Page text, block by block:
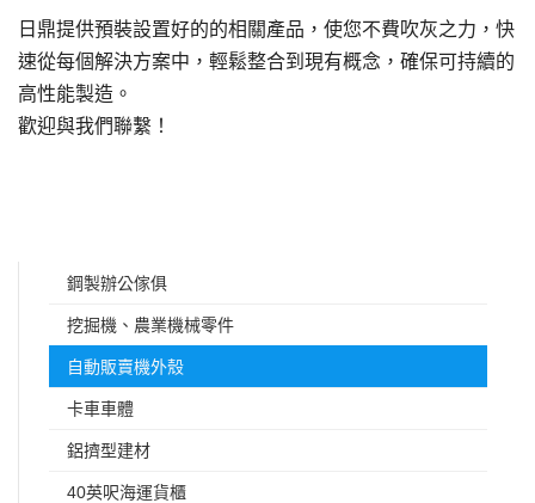
日鼎提供預裝設置好的的相關產品，使您不費吹灰之力，快
速從每個解決方案中，輕鬆整合到現有概念，確保可持續的
高性能製造。
歡迎與我們聯繫！
鋼製辦公傢俱
挖掘機、農業機械零件
自動販賣機外殼
卡車車體
鋁擠型建材
40英呎海運貨櫃